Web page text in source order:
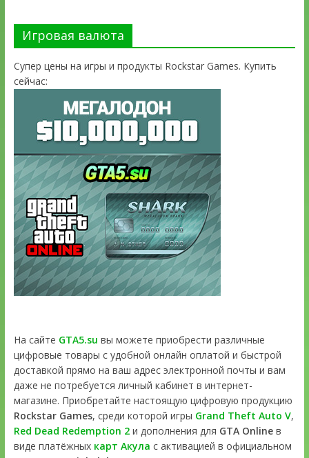
Игровая валюта
Супер цены на игры и продукты Rockstar Games. Купить
сейчас:
На сайте GTA5.su вы можете приобрести различные
цифровые товары с удобной онлайн оплатой и быстрой
доставкой прямо на ваш адрес электронной почты и вам
даже не потребуется личный кабинет в интернет-
магазине. Приобретайте настоящую цифровую продукцию
Rockstar Games, среди которой игры Grand Theft Auto V,
Red Dead Redemption 2и дополнения для GTA Onlineв
виде платёжных карт Акула с активацией в официальном